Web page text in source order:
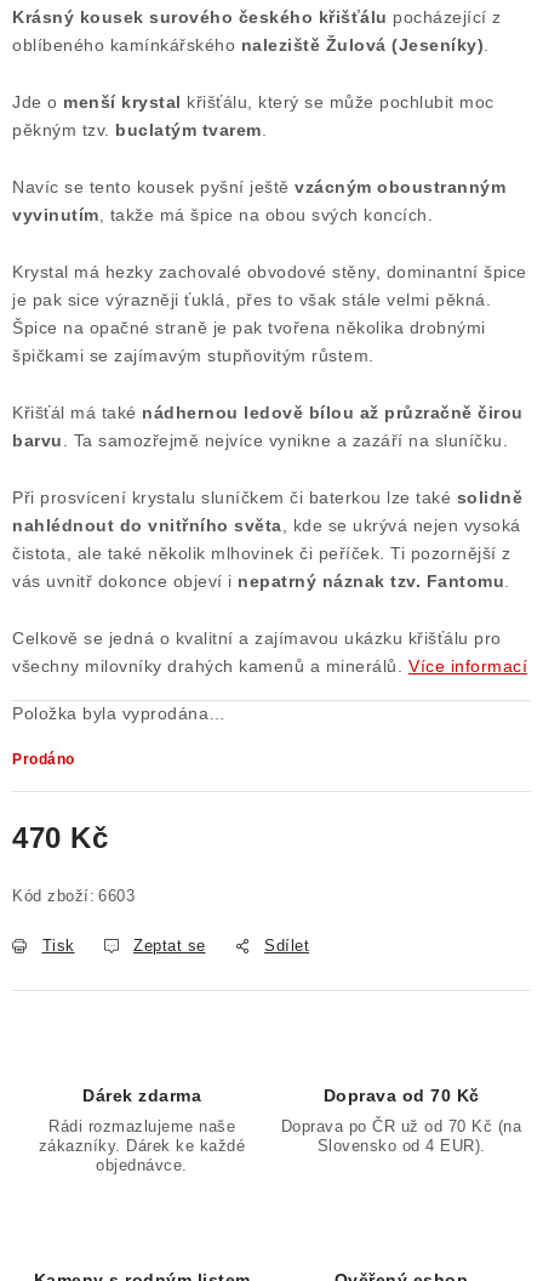
Krásný kousek surového českého křišťálu pocházející z
oblíbeného kamínkářského naleziště Žulová (Jeseníky)
Jde o menší krystal křišťálu, který se může pochlubit moc
pěkným tzv. buclatým tvarem
Navíc se tento kousek pyšní ještě vzácným oboustranným
vyvinutím , takže má špice na obou svých koncích.
Krystal má hezky zachovalé obvodové stěny, dominantní špice
je pak sice výrazněji ťuklá, přes to však stále velmi pěkná.
Špice na opačné straně je pak tvořena několika drobnými
špičkami se zajímavým stupňovitým růstem.
Křišťál má také nádhernou ledově bílou až průzračně čirou
barvu . Ta samozřejmě nejvíce vynikne a zazáří na sluníčku.
Při prosvícení krystalu sluníčkem či baterkou lze také solidně
nahlédnout do vnitřního světa , kde se ukrývá nejen vysoká
čistota, ale také několik mlhovinek či peříček. Ti pozornější z
vás uvnitř dokonce objeví i nepatrný náznak tzv. Fantomu
Celkově se jedná o kvalitní a zajímavou ukázku křišťálu pro
všechny milovníky drahých kamenů a minerálů.
Více informací
Položka byla vyprodána…
Prodáno
470 Kč
Kód zboží: 6603
Tisk Zeptat se Sdílet
Dárek zdarma
Rádi rozmazlujeme naše
zákazníky. Dárek ke každé
objednávce.
Doprava od 70 Kč
Doprava po ČR už od 70 Kč (na
Slovensko od 4 EUR).